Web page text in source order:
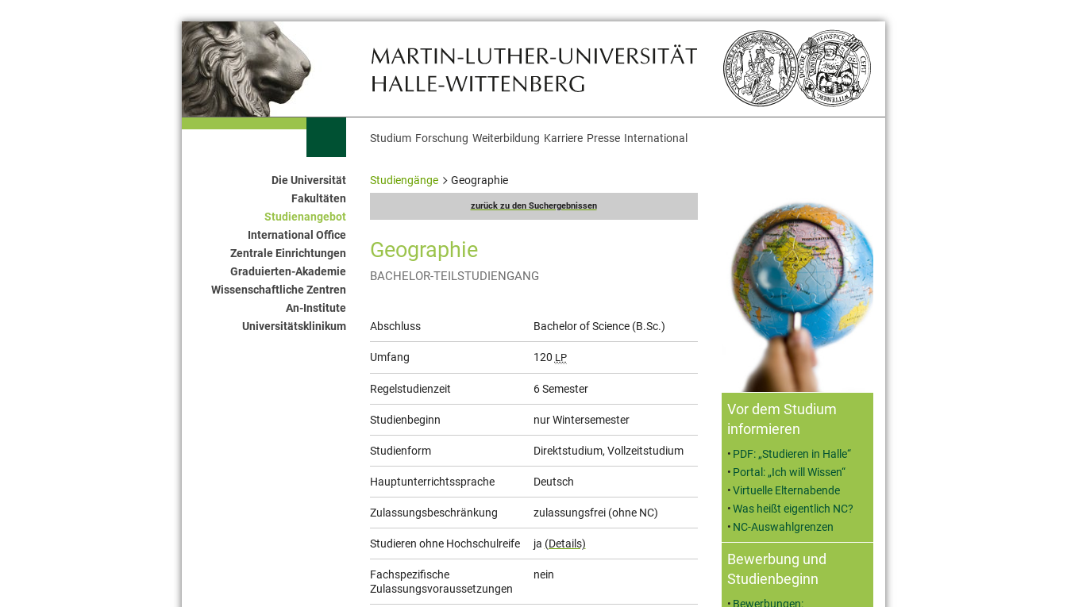
Themennavigation
Studium Forschung Weiterbildung Karriere Presse International
Seitennavigation
Die Universität
Fakultäten
Studienangebot
International Office
Zentrale Einrichtungen
Graduierten-Akademie
Wissenschaftliche Zentren
An-Institute
Universitätsklinikum
Studiengänge Geographie
zurück zu den Suchergebnissen
Geographie
BACHELOR-TEILSTUDIENGANG
Allgemeine
Informationen
Abschluss Bachelor of Science (B.Sc.)
Umfang 120 LP
Regelstudienzeit 6 Semester
Studienbeginn nur Wintersemester
Studienform Direktstudium, Vollzeitstudium
Hauptunterrichtssprache Deutsch
Zulassungsbeschränkung zulassungsfrei (ohne NC)
Studieren ohne Hochschulreife ja (Details)
Fachspezifische
Zulassungsvoraussetzungen
nein
Vor dem Studium
informieren
PDF: „Studieren in Halle“
Portal: „Ich will Wissen“
Virtuelle Elternabende
Was heißt eigentlich NC?
NC-Auswahlgrenzen
Bewerbung und
Studienbeginn
Bewerbungen: